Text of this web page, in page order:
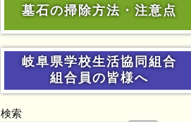
墓石の掃除方法・注意点
岐阜県学校生活協同組合
組合員の皆様へ
検索